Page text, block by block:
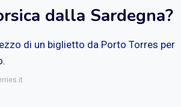
dalla Sardegna?
di un biglietto da Porto Torres per